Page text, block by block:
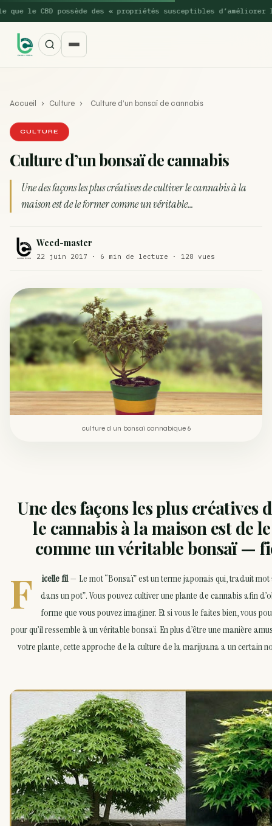
CBD possède des « propriétés susceptibles d’améliorer les
Une nouvelle étude montre que la vaporisation du
La recette du Space Cake
Comment éviter un joint de partir en cuillère
Étude : L’extrait de cannabis, un traitement efficace
contre les maux de dos…
ACTU
Un fabricant polonais de textiles à base de chanvre
suscite une forte…
Accueil › Culture › Culture d’un bonsaï de cannabis
CULTURE
Culture d’un bonsaï de cannabis
Une des façons les plus créatives de cultiver le cannabis à la
maison est de le former comme un véritable…
Weed-master
22 juin 2017 · 6 min de lecture · 128 vues
culture d un bonsaï cannabique 6
Une des façons les plus créatives
le cannabis à la maison est de
comme un véritable bonsaï —
F icelle fil— Le mot “Bonsaï” est un terme japonais qui, traduit mot
dans un pot”. Vous pouvez cultiver une plante de cannabis afin
forme que vous pouvez imaginer. Et si vous le faites bien, vous
pour qu’il ressemble à un véritable bonsaï. En plus d’être une manière
votre plante, cette approche de la culture de la marijuana a un certain